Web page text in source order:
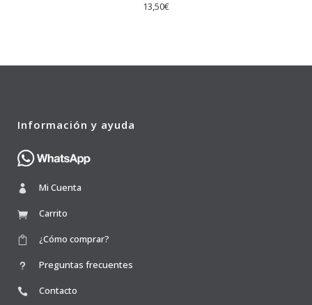
13,50€
Información y ayuda
Mi Cuenta
Carrito
¿Cómo comprar?
Preguntas frecuentes
Contacto